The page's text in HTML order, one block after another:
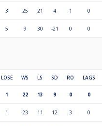
3 25 21 4 1 0
5 9 30 -21 0 0
LOSE WS LS SD RO LAGS
1 22 13 9 0 0
1 23 11 12 3 0